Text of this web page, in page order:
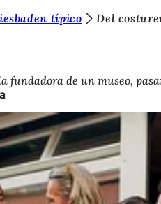
típico
Del
fundadora de un museo,